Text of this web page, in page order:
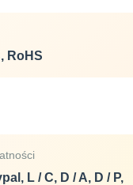
RoHS
L / C, D / A, D / P,